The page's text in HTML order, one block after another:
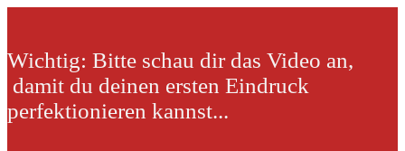
Wichtig: Bitte schau dir das Video an,
damit du deinen ersten Eindruck
perfektionieren kannst...